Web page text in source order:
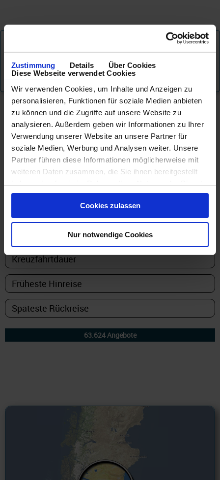
Zustimmung Details
Über Cookies
Diese Webseite verwendet Cookies
Wir verwenden Cookies, um Inhalte und Anzeigen zu
personalisieren, Funktionen für soziale Medien anbieten
zu können und die Zugriffe auf unsere Website zu
analysieren. Außerdem geben wir Informationen zu Ihrer
Verwendung unserer Website an unsere Partner für
soziale Medien, Werbung und Analysen weiter. Unsere
Partner führen diese Informationen möglicherweise mit
weiteren Daten zusammen, die Sie ihnen bereitgestellt
haben oder die sie im Rahmen Ihrer Nutzung der Dienste
gesammelt haben.
Cookies zulassen
Nur notwendige Cookies
Exklusive Angebote nur für
Newsletter - Abonnenten
Anmeldung
KREUZFAHRT FINDEN
MEER FLUSS NUR PAKETE